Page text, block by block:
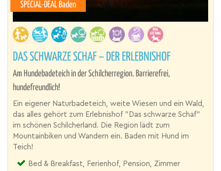
SPECIAL-DEAL Baden
DAS SCHWARZE SCHAF – DER ERLEBNISHOF
Am Hundebadeteich in der Schilcherregion. Barrierefrei,
hundefreundlich!
Ein eigener Naturbadeteich, weite Wiesen und ein Wald,
das alles gehört zum Erlebnishof "Das schwarze Schaf"
im schönen Schilcherland. Die Region lädt zum
Mountainbiken und Wandern ein. Baden mit Hund im
Teich!
Bed & Breakfast, Ferienhof, Pension, Zimmer